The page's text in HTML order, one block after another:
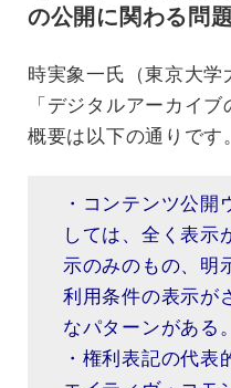
の公開に関わる問題
時実象一氏（東京大学
「デジタルアーカイ
概要は以下の通りです
・コンテンツ公開
しては、全く表示
示のみのもの、明
利用条件の表示が
なパターンがある。
・権利表記の代表